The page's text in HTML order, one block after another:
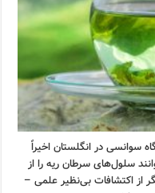
سوانسی در انگلستان اخیراً
سلول‌های سرطان ریه را از
از اکتشافات بی‌نظیر علمی –